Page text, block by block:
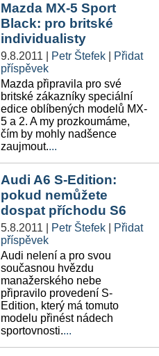
Mazda MX-5 Sport
Black: pro britské
individualisty
9.8.2011 Petr Štefek
Přidat
příspěvek
Mazda připravila pro své
britské zákazníky speciální
edice oblíbených modelů MX-
5 a 2. A my prozkoumáme,
čím by mohly nadšence
zaujmout....
Audi A6 S-Edition:
pokud nemůžete
dospat příchodu S6
5.8.2011 Petr Štefek
Přidat
příspěvek
Audi nelení a pro svou
současnou hvězdu
manažerského nebe
připravilo provedení S-
Edition, který má tomuto
modelu přinést nádech
sportovnosti....